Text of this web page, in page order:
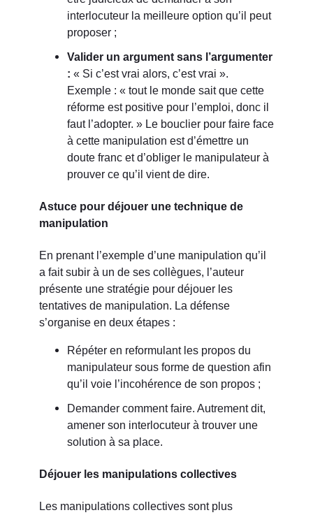
interlocuteur la meilleure option qu’il peut
proposer ;
Valider un argument sans l’argumenter
: « Si c’est vrai alors, c’est vrai ».
Exemple : « tout le monde sait que cette
réforme est positive pour l’emploi, donc il
faut l’adopter. » Le bouclier pour faire face
à cette manipulation est d’émettre un
doute franc et d’obliger le manipulateur à
prouver ce qu’il vient de dire.
Astuce pour déjouer une technique de
manipulation
En prenant l’exemple d’une manipulation qu’il
a fait subir à un de ses collègues, l’auteur
présente une stratégie pour déjouer les
tentatives de manipulation. La défense
s’organise en deux étapes :
Répéter en reformulant les propos du
manipulateur sous forme de question afin
qu’il voie l’incohérence de son propos ;
Demander comment faire. Autrement dit,
amener son interlocuteur à trouver une
solution à sa place.
Déjouer les manipulations collectives
Les manipulations collectives sont plus